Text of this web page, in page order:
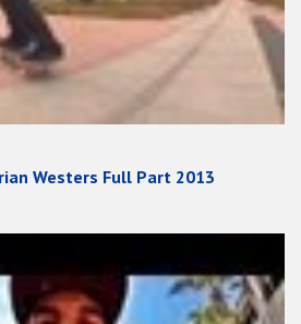
Westers Full Part 2013